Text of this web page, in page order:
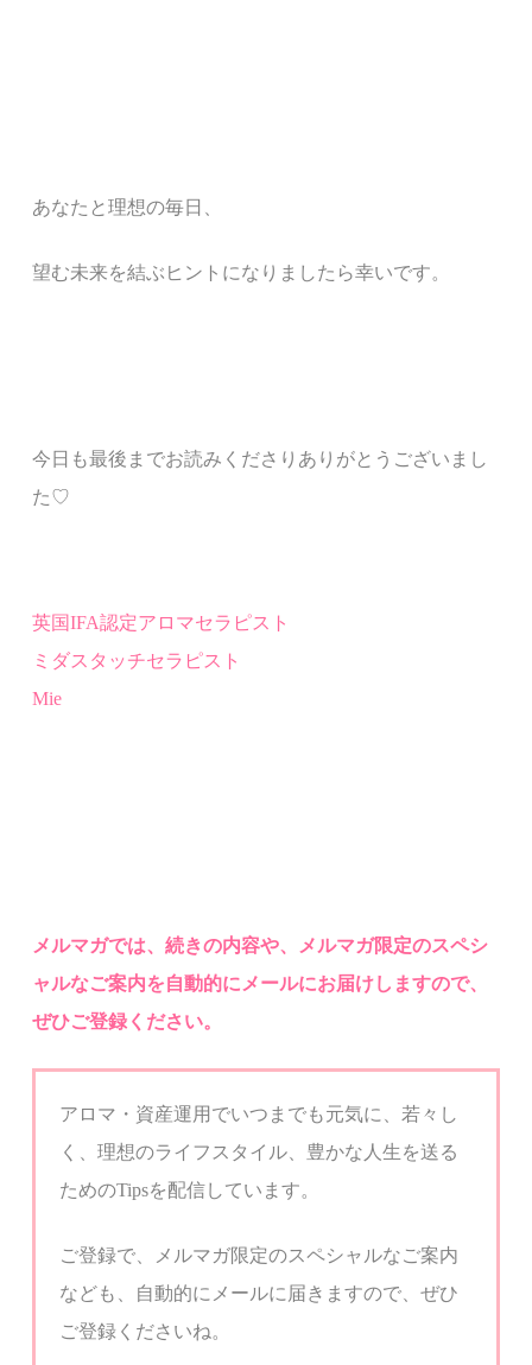
あなたと理想の毎日、
望む未来を結ぶ ヒント になりましたら幸いです。
今日も最後までお読みくださりありがとうございまし
た♡
英国IFA認定アロマセラピスト
ミダスタッチセラピスト
Mie
メルマガでは、続きの内容や、メルマガ限定のスペシ
ャルなご案内を自動的にメールにお届けしますので、
ぜひご登録ください。
アロマ・資産運用でいつまでも元気に、若々し
く、理想のライフスタイル、豊かな人生を送る
ためのTipsを配信しています。
ご登録で、メルマガ限定のスペシャルなご案内
なども、自動的にメールに届きますので、ぜひ
ご登録くださいね。